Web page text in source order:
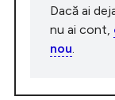
Dacă ai
nu ai cont,
nou